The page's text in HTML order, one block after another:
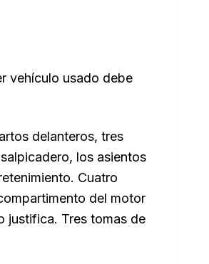
vehículo usado debe
delanteros, tres
los asientos
Cuatro
del motor
justifica. Tres tomas de